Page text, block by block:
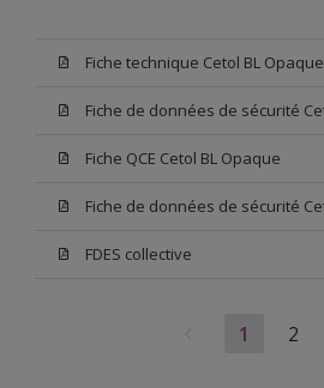
Fiche technique Cetol BL Opaque
Fiche QCE Cetol BL Opaque
FDES collective
1 2